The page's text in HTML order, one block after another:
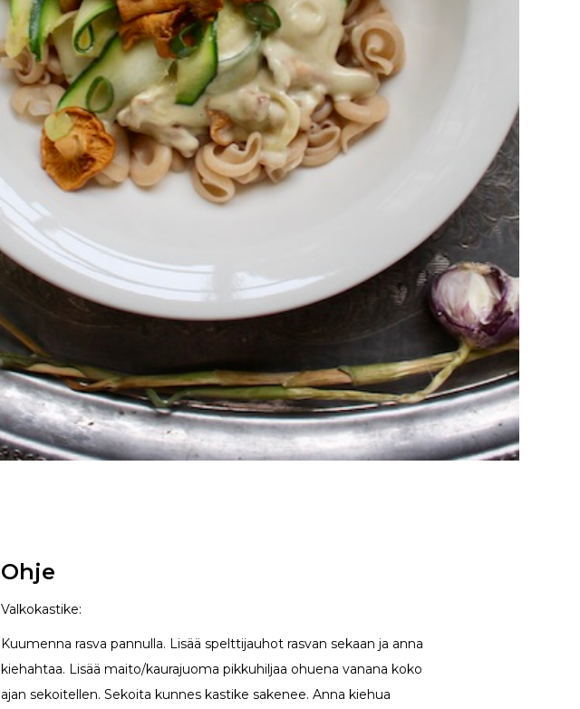
Ohje
Valkokastike:
Kuumenna rasva pannulla. Lisää spelttijauhot rasvan sekaan ja anna
kiehahtaa. Lisää maito/kaurajuoma pikkuhiljaa ohuena vanana koko
ajan sekoitellen. Sekoita kunnes kastike sakenee. Anna kiehua